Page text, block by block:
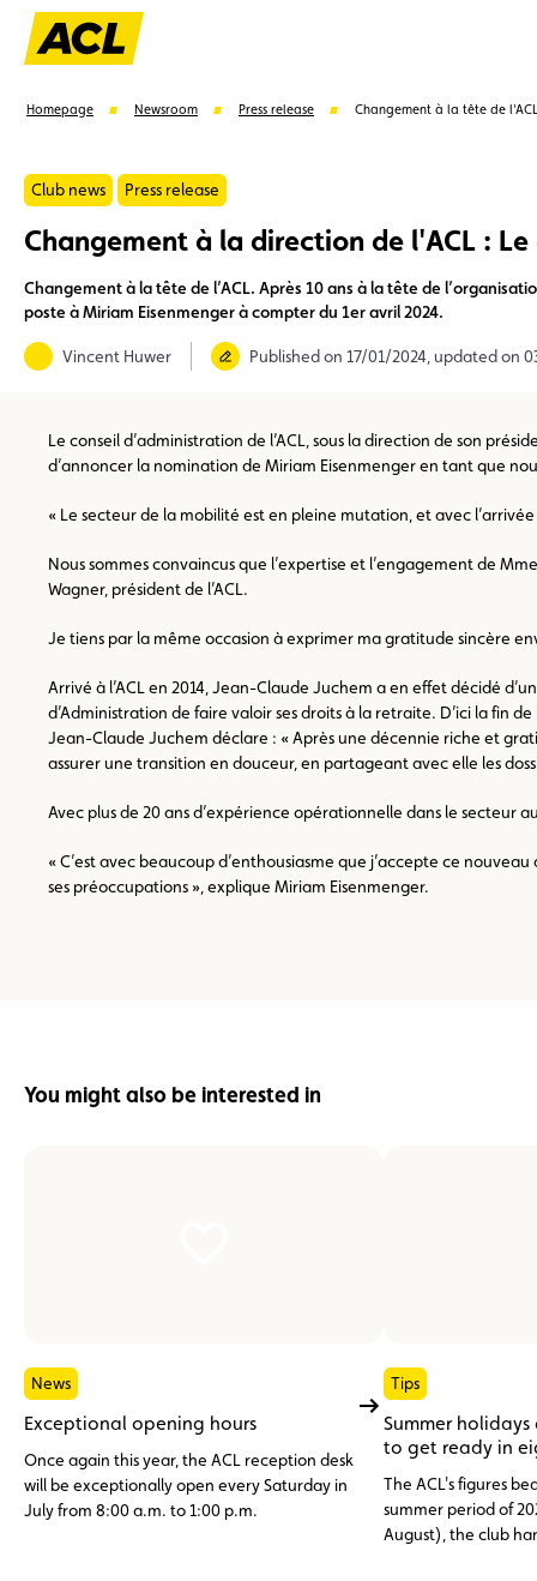
Member Karting Advantages Assistance
Homepage Newsroom Press release Changement à la tête de l'ACL
Club news Press release
Changement à la direction de l'ACL :
Changement à la tête de l’ACL. Après 10 ans à la tête de
poste à Miriam Eisenmenger à compter du 1er avril 2024.
Vincent Huwer Published on 17/01/2024, updated on
Le conseil d’administration de l’ACL, sous la direction de son
d’annoncer la nomination de Miriam Eisenmenger en tant que
« Le secteur de la mobilité est en pleine mutation, et avec
Nous sommes convaincus que l’expertise et l’engagement de
Wagner, président de l’ACL.
Je tiens par la même occasion à exprimer ma gratitude sincère
Arrivé à l’ACL en 2014, Jean-Claude Juchem a en effet décidé
d’Administration de faire valoir ses droits à la retraite. D’ici la fin
Jean-Claude Juchem déclare : « Après une décennie riche et
assurer une transition en douceur, en partageant avec elle les
Avec plus de 20 ans d’expérience opérationnelle dans le
« C’est avec beaucoup d’enthousiasme que j’accepte ce
ses préoccupations », explique Miriam Eisenmenger.
You might also be interested in
News
Exceptional opening hours
Once again this year, the ACL reception desk
will be exceptionally open every Saturday in
July from 8:00 a.m. to 1:00 p.m.
Tips
Summer
to get ready in
The ACL's figures
summer period of
August), the club